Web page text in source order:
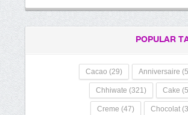
POPULAR
Anniversaire
Cacao (29)
Cake
Chhiwate (321)
Chocolat
Creme (47)